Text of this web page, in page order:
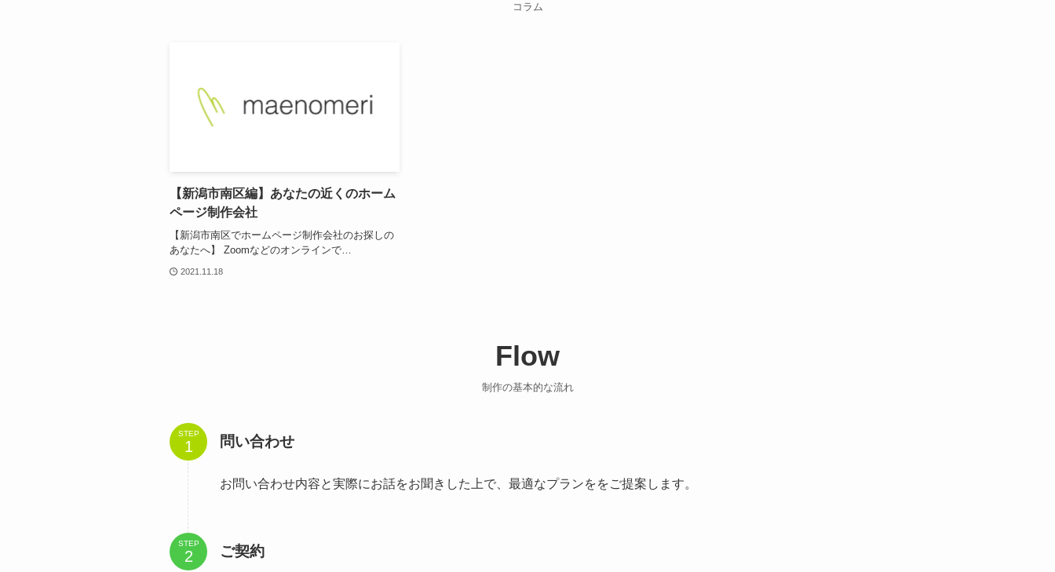
コラム
【新潟市南区編】あなたの近くのホーム
ページ制作会社
【新潟市南区でホームページ制作会社のお探しの
あなたへ】 Zoomなどのオンラインで…
2021.11.18
Flow
制作の基本的な流れ
STEP 問い合わせ
お問い合わせ内容と実際にお話をお聞きした上で、最適なプランををご提案します。
STEP ご契約